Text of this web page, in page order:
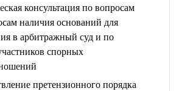
консультация по вопросам
наличия оснований для
в арбитражный суд и по
спорных
претензионного порядка